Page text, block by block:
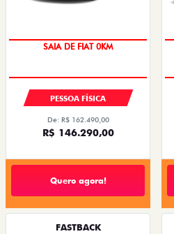
PESSOA FÍSICA
De: R$ 162.490,00
R$ 146.290,00
Quero agora!
FASTBACK